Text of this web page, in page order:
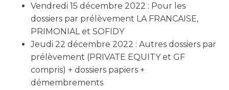
Vendredi 15 décembre 2022 : Pour les
dossiers par prélèvement LA FRANCAISE,
PRIMONIAL et SOFIDY
Jeudi 22 décembre 2022 : Autres dossiers par
prélèvement (PRIVATE EQUITY et GF
compris) + dossiers papiers +
démembrements